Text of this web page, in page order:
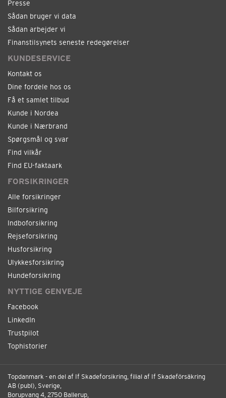
Presse
Sådan bruger vi data
Sådan arbejder vi
Finanstilsynets seneste redegørelser
KUNDESERVICE
Kontakt os
Dine fordele hos os
Få et samlet tilbud
Kunde i Nordea
Kunde i Nærbrand
Spørgsmål og svar
Find vilkår
Find EU-faktaark
FORSIKRINGER
Alle forsikringer
Bilforsikring
Indboforsikring
Rejseforsikring
Husforsikring
Ulykkesforsikring
Hundeforsikring
NYTTIGE GENVEJE
Facebook
LinkedIn
Trustpilot
Tophistorier
Topdanmark - en del af If Skadeforsikring, filial af If Skadeförsäkring
AB (publ), Sverige,
Borupvang 4, 2750 Ballerup,